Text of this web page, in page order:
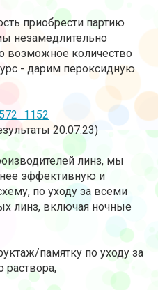
приобрести партию
незамедлительно
возможное количество
- дарим пероксидную
20.07.23)
линз, мы
эффективную и
по уходу за всеми
линз, включая ночные
памятку по уходу за
раствора,